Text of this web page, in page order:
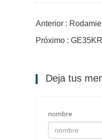
Anterior :
Próximo :
Deja tus
nombre